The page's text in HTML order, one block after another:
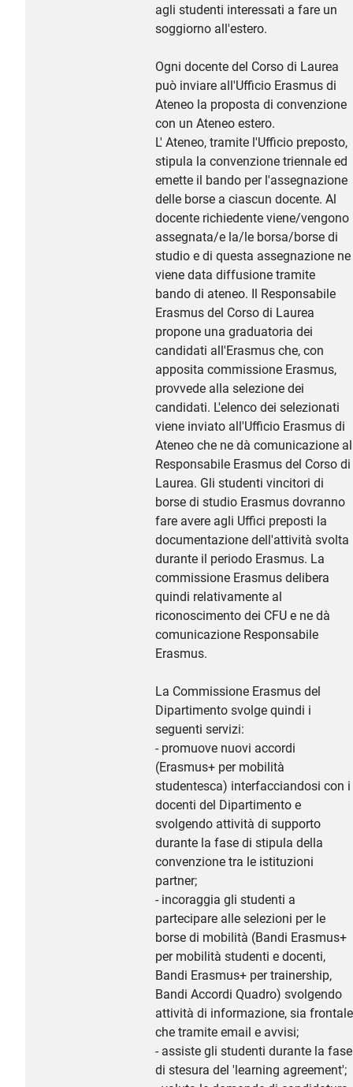
agli studenti interessati a fare un
soggiorno all'estero.
Ogni docente del Corso di Laurea
può inviare all'Ufficio Erasmus di
Ateneo la proposta di convenzione
con un Ateneo estero.
L' Ateneo, tramite l'Ufficio preposto,
stipula la convenzione triennale ed
emette il bando per l'assegnazione
delle borse a ciascun docente. Al
docente richiedente viene/vengono
assegnata/e la/le borsa/borse di
studio e di questa assegnazione ne
viene data diffusione tramite
bando di ateneo. Il Responsabile
Erasmus del Corso di Laurea
propone una graduatoria dei
candidati all'Erasmus che, con
apposita commissione Erasmus,
provvede alla selezione dei
candidati. L'elenco dei selezionati
viene inviato all'Ufficio Erasmus di
Ateneo che ne dà comunicazione al
Responsabile Erasmus del Corso di
Laurea. Gli studenti vincitori di
borse di studio Erasmus dovranno
fare avere agli Uffici preposti la
documentazione dell'attività svolta
durante il periodo Erasmus. La
commissione Erasmus delibera
quindi relativamente al
riconoscimento dei CFU e ne dà
comunicazione Responsabile
Erasmus.
La Commissione Erasmus del
Dipartimento svolge quindi i
seguenti servizi:
- promuove nuovi accordi
(Erasmus+ per mobilità
studentesca) interfacciandosi con i
docenti del Dipartimento e
svolgendo attività di supporto
durante la fase di stipula della
convenzione tra le istituzioni
partner;
- incoraggia gli studenti a
partecipare alle selezioni per le
borse di mobilità (Bandi Erasmus+
per mobilità studenti e docenti,
Bandi Erasmus+ per trainership,
Bandi Accordi Quadro) svolgendo
attività di informazione, sia frontale
che tramite email e avvisi;
- assiste gli studenti durante la fase
di stesura del 'learning agreement';